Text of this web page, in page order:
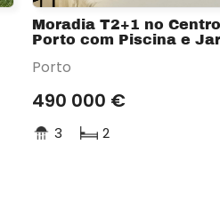
Moradia T2+1 no
Porto com Piscina e
Porto
490 000 €
3 2